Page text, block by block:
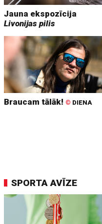
Jauna ekspozīcija
Livonijas pilis
Braucam tālāk! © DIENA
SPORTA AVĪZE